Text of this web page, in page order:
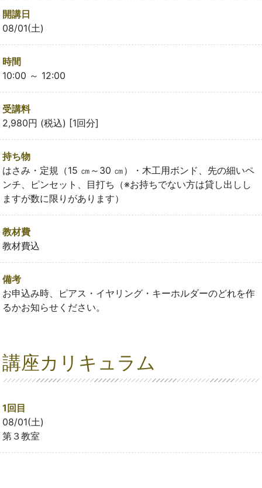
開講日
08/01(土)
時間
10:00 ～ 12:00
受講料
2,980円 (税込) [1回分]
持ち物
はさみ・定規（15 ㎝～30 ㎝）・木工用ボンド、先の細いペ
ンチ、ピンセット、目打ち（※お持ちでない方は貸し出しし
ますが数に限りがあります）
教材費
教材費込
備考
お申込み時、ピアス・イヤリング・キーホルダーのどれを作
るかお知らせください。
講座カリキュラム
1回目
08/01(土)
第３教室